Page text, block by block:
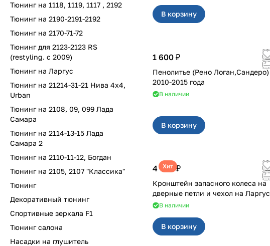
В корзину
1 600 ₽
Пенолитье (Рено Логан,Сандеро)
2010-2015 года
В наличии
В корзину
Хит
4 700 ₽
Кронштейн запасного колеса на
дверные петли и чехол на Ларгус
В наличии
В корзину
Тюнинг на 1118, 1119, 1117 , 2192
Тюнинг на 2190-2191-2192
Тюнинг на 2170-71-72
Тюнинг для 2123-2123 RS
(restyling. с 2009)
Тюнинг на Ларгус
Тюнинг на 21214-31-21 Нива 4х4,
Urban
Тюнинг на 2108, 09, 099 Лада
Самара
Тюнинг на 2114-13-15 Лада
Самара 2
Тюнинг на 2110-11-12, Богдан
Тюнинг на 2105, 2107 "Классика"
Тюнинг
Декоративный тюнинг
Спортивные зеркала F1
Тюнинг салона
Насадки на глушитель